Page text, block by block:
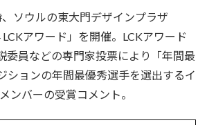
ソウルの東大門デザインプラザ
LCKアワード」を開催。LCKアワード
委員などの専門家投票により「年間最
ションの年間最優秀選手を選出するイ
ンバーの受賞コメント。